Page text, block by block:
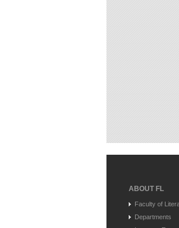
ABOUT FL
Faculty of
Departments